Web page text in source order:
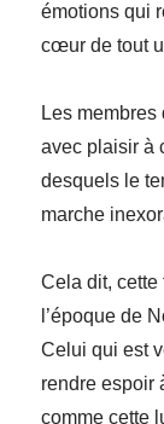
émotions qui
cœur de tout
Les membres
avec plaisir à
desquels le
marche
Cela dit, cette
l’époque de
Celui qui est
rendre espoir
comme cette